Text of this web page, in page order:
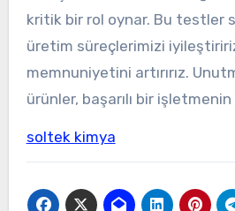
kritik bir rol oynar. Bu testler
üretim süreçlerimizi
memnuniyetini artırırız.
ürünler, başarılı bir işletmenin
soltek kimya